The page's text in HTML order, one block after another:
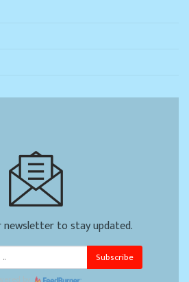
newsletter to stay updated.
Subscribe